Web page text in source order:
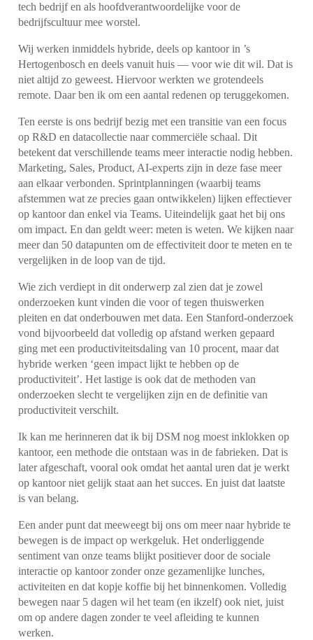
tech bedrijf en als hoofdverantwoordelijke voor de
bedrijfscultuur mee worstel.
Wij werken inmiddels hybride, deels op kantoor in ’s
Hertogenbosch en deels vanuit huis — voor wie dit wil. Dat is
niet altijd zo geweest. Hiervoor werkten we grotendeels
remote. Daar ben ik om een aantal redenen op teruggekomen.
Ten eerste is ons bedrijf bezig met een transitie van een focus
op R&D en datacollectie naar commerciële schaal. Dit
betekent dat verschillende teams meer interactie nodig hebben.
Marketing, Sales, Product, AI-experts zijn in deze fase meer
aan elkaar verbonden. Sprintplanningen (waarbij teams
afstemmen wat ze precies gaan ontwikkelen) lijken effectiever
op kantoor dan enkel via Teams. Uiteindelijk gaat het bij ons
om impact. En dan geldt weer: meten is weten. We kijken naar
meer dan 50 datapunten om de effectiviteit door te meten en te
vergelijken in de loop van de tijd.
Wie zich verdiept in dit onderwerp zal zien dat je zowel
onderzoeken kunt vinden die voor of tegen thuiswerken
pleiten en dat onderbouwen met data. Een Stanford-onderzoek
vond bijvoorbeeld dat volledig op afstand werken gepaard
ging met een productiviteitsdaling van 10 procent, maar dat
hybride werken ‘geen impact lijkt te hebben op de
productiviteit’. Het lastige is ook dat de methoden van
onderzoeken slecht te vergelijken zijn en de definitie van
productiviteit verschilt.
Ik kan me herinneren dat ik bij DSM nog moest inklokken op
kantoor, een methode die ontstaan was in de fabrieken. Dat is
later afgeschaft, vooral ook omdat het aantal uren dat je werkt
op kantoor niet gelijk staat aan het succes. En juist dat laatste
is van belang.
Een ander punt dat meeweegt bij ons om meer naar hybride te
bewegen is de impact op werkgeluk. Het onderliggende
sentiment van onze teams blijkt positiever door de sociale
interactie op kantoor zonder onze gezamenlijke lunches,
activiteiten en dat kopje koffie bij het binnenkomen. Volledig
bewegen naar 5 dagen wil het team (en ikzelf) ook niet, juist
om op andere dagen zonder te veel afleiding te kunnen
werken.